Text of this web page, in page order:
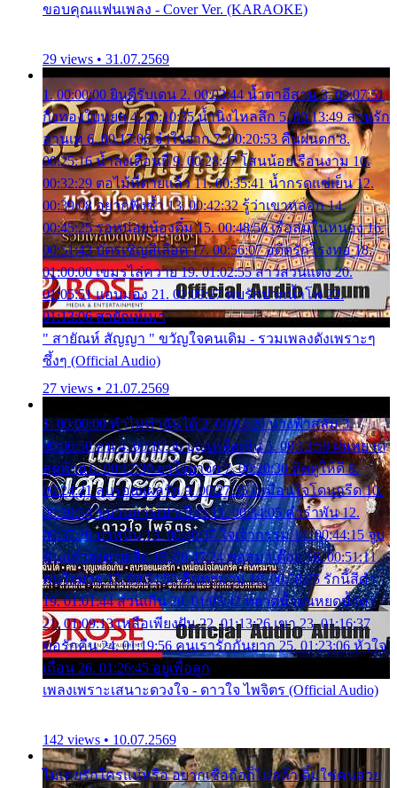
ขอบคุณแฟนเพลง - Cover Ver. (KARAOKE)
29 views • 31.07.2569
1. 00:00:00 ยินดีรับเดน 2. 00:03:44 น้ำตาอีสาน 3. 00:07:51
กิ่งทองใบหยก 4. 00:10:35 น้ำนิ่งไหลลึก 5. 00:13:49 ลานรัก
ลานเท 6. 00:17:06 จำใจจาก 7. 00:20:53 คืนฝนตก 8.
00:25:16 น้ำลงเดือนยี่ 9. 00:28:47 โสนน้อยเรือนงาม 10.
00:32:29 ตอไม้ที่ตายแล้ว 11. 00:35:41 น้ำกรดแช่เย็น 12.
00:39:08 อยากฟังซ้ำ 13. 00:42:32 รู้ว่าเขาหลอก 14.
00:45:25 รอหน่อยน้องติ๋ม 15. 00:48:56 เรือล่มในหนอง 16.
00:51:43 บัตรเชิญสีเลือด 17. 00:56:07 อดีตรักโรงทอ 18.
01:00:00 เขมรไล่ควาย 19. 01:02:55 สาวสวนแตง 20.
01:05:51 แอบมอง 21. 01:09:27 พบรักปากน้ำโพ 22.
01:13:06 สายัณห์เมา
" สายัณห์ สัญญา " ขวัญใจคนเดิม - รวมเพลงดังเพราะๆ
ซึ้งๆ (Official Audio)
27 views • 21.07.2569
1. 00:00:00 ทำไมทำฉันได้ 2. 00:03:20 นางฟ้าสลัม 3.
00:06:50 คน 4. 00:10:36 บุญเหลือเกิน 5. 00:13:58 ฝนหยาด
สุดท้าย 6. 00:17:30 ยาใจยาจก 7. 00:20:30 คิดดูให้ดี 8.
00:24:21 ลบรอยแผลรัก 9. 00:27:35 เหมือนใจโดนกรีด 10.
00:30:54 ขบวนการเปาเปียว 11. 00:34:05 คำรำพัน 12.
00:37:20 ปาหนัน 13. 00:40:37 ใจเจ้ากรรม 14. 00:44:15 จูบ
ฉันแล้วจงตายเสีย 15. 00:47:24 ขอสูมาเต๊อะ 16. 00:51:11
คนใจมาร 17. 00:54:50 คืนทรมาน 18. 00:58:25 รักนี้สีดำ
19. 01:01:44 ส่วนเกิน 20. 01:05:42 หยาดน้ำฝนหยดน้ำตา
21. 01:09:13 เหลือเพียงฝัน 22. 01:13:26 เขา 23. 01:16:37
ขอรักคืน 24. 01:19:56 คนเรารักกันยาก 25. 01:23:06 หัวใจ
เถื่อน 26. 01:26:45 อยู่เพื่อลูก
เพลงเพราะเสนาะดวงใจ - ดาวใจ ไพจิตร (Official Audio)
142 views • 10.07.2569
ไม่เคยรักใครแน่หรือ อยากเชื่อถือก็ไม่กล้า ติ๋มใช่คนสวย